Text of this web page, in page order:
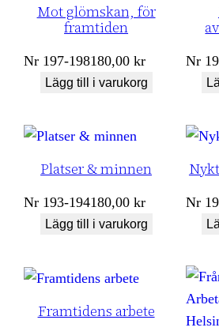
Mot glömskan, för
framtiden
Nr 197-198180,00kr
Lägg till i varukorg
Nr
Platser & minnen
Nr 193-194180,00kr
Lägg till i varukorg
Nr
Framtidens arbete